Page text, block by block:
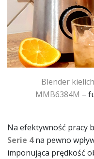
Blender
MMB6384M –
Na efektywność pracy
Serie 4na pewno
imponująca prędkość